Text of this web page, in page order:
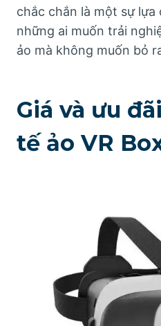
chắc chắn là một sự
những ai muốn trải
ảo mà không muốn bỏ
Giá và ưu
tế ảo VR